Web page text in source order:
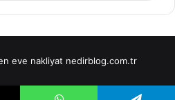
eve nakliyat nedirblog.com.tr